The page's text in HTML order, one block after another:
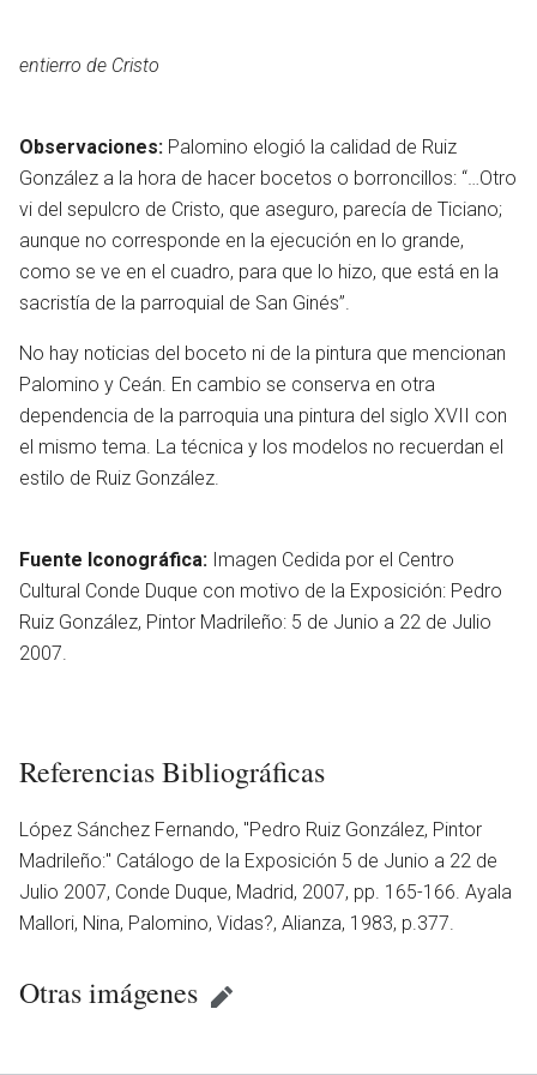
entierro de Cristo
Observaciones: Palomino elogió la calidad de Ruiz
González a la hora de hacer bocetos o borroncillos: “…Otro
vi del sepulcro de Cristo, que aseguro, parecía de Ticiano;
aunque no corresponde en la ejecución en lo grande,
como se ve en el cuadro, para que lo hizo, que está en la
sacristía de la parroquial de San Ginés”.
No hay noticias del boceto ni de la pintura que mencionan
Palomino y Ceán. En cambio se conserva en otra
dependencia de la parroquia una pintura del siglo XVII con
el mismo tema. La técnica y los modelos no recuerdan el
estilo de Ruiz González.
Fuente Iconográfica: Imagen Cedida por el Centro
Cultural Conde Duque con motivo de la Exposición: Pedro
Ruiz González, Pintor Madrileño: 5 de Junio a 22 de Julio
2007.
Referencias Bibliográficas
López Sánchez Fernando, ''Pedro Ruiz González, Pintor
Madrileño:'' Catálogo de la Exposición 5 de Junio a 22 de
Julio 2007, Conde Duque, Madrid, 2007, pp. 165-166. Ayala
Mallori, Nina, Palomino, Vidas?, Alianza, 1983, p.377.
Otras imágenes